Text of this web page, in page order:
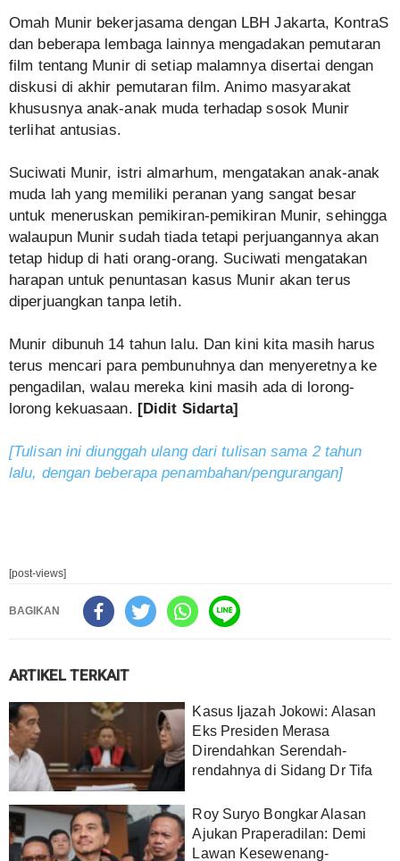
Omah Munir bekerjasama dengan LBH Jakarta, KontraS
dan beberapa lembaga lainnya mengadakan pemutaran
film tentang Munir di setiap malamnya disertai dengan
diskusi di akhir pemutaran film. Animo masyarakat
khususnya anak-anak muda terhadap sosok Munir
terlihat antusias.
Suciwati Munir, istri almarhum, mengatakan anak-anak
muda lah yang memiliki peranan yang sangat besar
untuk meneruskan pemikiran-pemikiran Munir, sehingga
walaupun Munir sudah tiada tetapi perjuangannya akan
tetap hidup di hati orang-orang. Suciwati mengatakan
harapan untuk penuntasan kasus Munir akan terus
diperjuangkan tanpa letih.
Munir dibunuh 14 tahun lalu. Dan kini kita masih harus
terus mencari para pembunuhnya dan menyeretnya ke
pengadilan, walau mereka kini masih ada di lorong-
lorong kekuasaan. [Didit Sidarta]
[Tulisan ini diunggah ulang dari tulisan sama 2 tahun
lalu, dengan beberapa penambahan/pengurangan]
[post-views]
BAGIKAN
ARTIKEL TERKAIT
Kasus Ijazah Jokowi: Alasan
Eks Presiden Merasa
Direndahkan Serendah-
rendahnya di Sidang Dr Tifa
Roy Suryo Bongkar Alasan
Ajukan Praperadilan: Demi
Lawan Kesewenang-